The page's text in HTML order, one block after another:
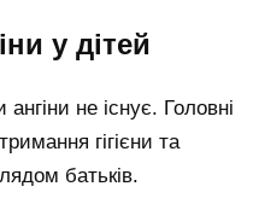
у дітей
не існує. Головні
гігієни та
батьків.